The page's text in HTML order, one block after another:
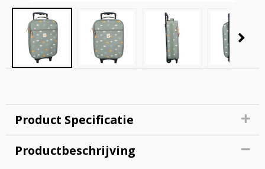
Product Specificatie
Productbeschrijving